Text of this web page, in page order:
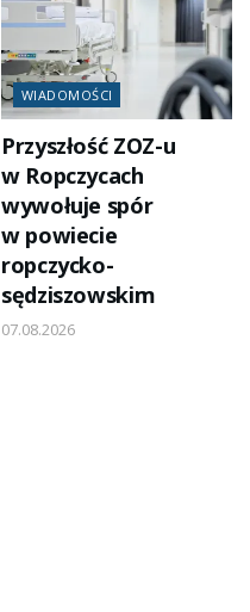
WIADOMOŚCI
Przyszłość ZOZ-u
w Ropczycach
wywołuje spór
w powiecie
ropczycko-
sędziszowskim
07.08.2026